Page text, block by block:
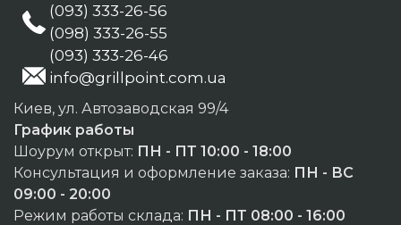
(093) 333-26-56
(098) 333-26-55
(093) 333-26-46
info@grillpoint.com.ua
Киев, ул. Автозаводская 99/4
График работы
Шоурум открыт: ПН - ПТ 10:00 - 18:00
Консультация и оформление заказа: ПН - ВС
09:00 - 20:00
Режим работы склада: ПН - ПТ 08:00 - 16:00